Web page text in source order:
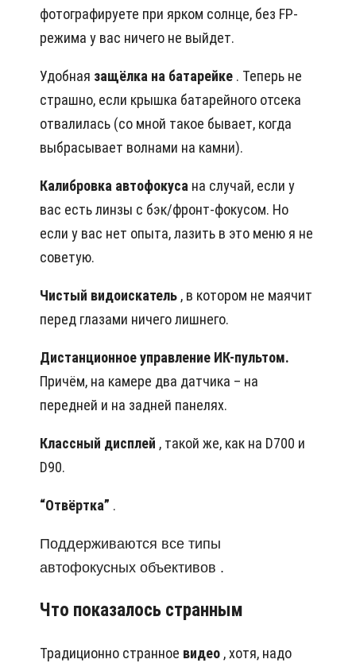
фотографируете при ярком солнце, без FP-
режима у вас ничего не выйдет.
Удобная защёлка на батарейке . Теперь не
страшно, если крышка батарейного отсека
отвалилась (со мной такое бывает, когда
выбрасывает волнами на камни).
Калибровка автофокуса на случай, если у
вас есть линзы с бэк/фронт-фокусом. Но
если у вас нет опыта, лазить в это меню я не
советую.
Чистый видоискатель , в котором не маячит
перед глазами ничего лишнего.
Дистанционное управление ИК-пультом.
Причём, на камере два датчика – на
передней и на задней панелях.
Классный дисплей , такой же, как на D700 и
D90.
“Отвёртка” .
Поддерживаются все типы
автофокусных объективов .
Что показалось странным
Традиционно странное видео , хотя, надо